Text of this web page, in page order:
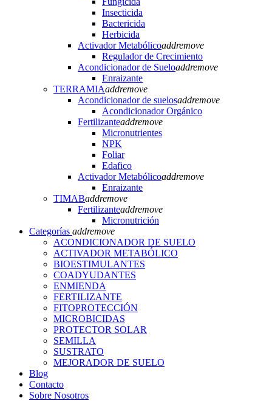
Insecticida
Bactericida
Herbicida
Activador Metabólicoaddremove
Regulador de Crecimiento
Acondicionador de Sueloaddremove
Enraizante
TERRAMIAaddremove
Acondicionador de suelosaddremove
Acondicionador Orgánico
Fertilizanteaddremove
Micronutrientes
NPK
Foliar
Edafico
Activador Metabólicoaddremove
Enraizante
TIMABaddremove
Fertilizanteaddremove
Micronutrición
Categorías addremove
ACONDICIONADOR DE SUELO
ACTIVADOR METABÓLICO
BIOESTIMULANTES
COADYUDANTES
ENMIENDA
FERTILIZANTE
FITOPROTECCIÓN
MICROBICIDAS
PROTECTOR SOLAR
SEMILLA
SUSTRATO
MEJORADOR DE SUELO
Blog
Contacto
Sobre Nosotros